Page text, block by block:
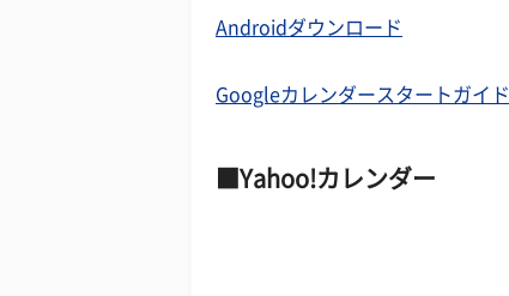
Androidダウンロード
Googleカレンダースタートガイド
Yahoo!カレンダー